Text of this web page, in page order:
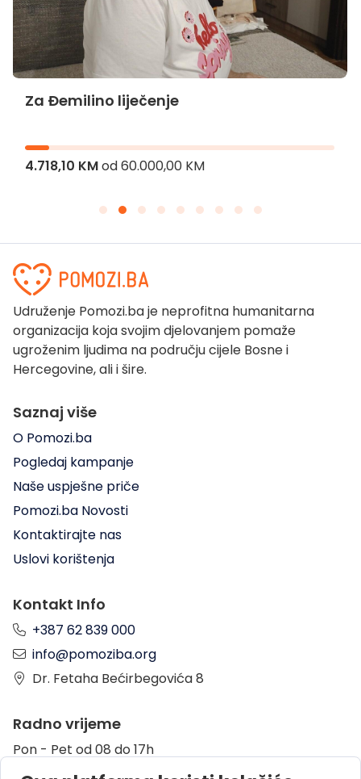
Za Đemilino liječenje
4.718,10 KMod60.000,00 KM
Udruženje Pomozi.ba je neprofitna humanitarna
organizacija koja svojim djelovanjem pomaže
ugroženim ljudima na području cijele Bosne i
Hercegovine, ali i šire.
Saznaj više
O Pomozi.ba
Pogledaj kampanje
Naše uspješne priče
Pomozi.ba Novosti
Kontaktirajte nas
Uslovi korištenja
Kontakt Info
+387 62 839 000
info@pomoziba.org
Dr. Fetaha Bećirbegovića 8
Radno vrijeme
Pon - Pet od 08 do 17h
Sub od 10 do 17h